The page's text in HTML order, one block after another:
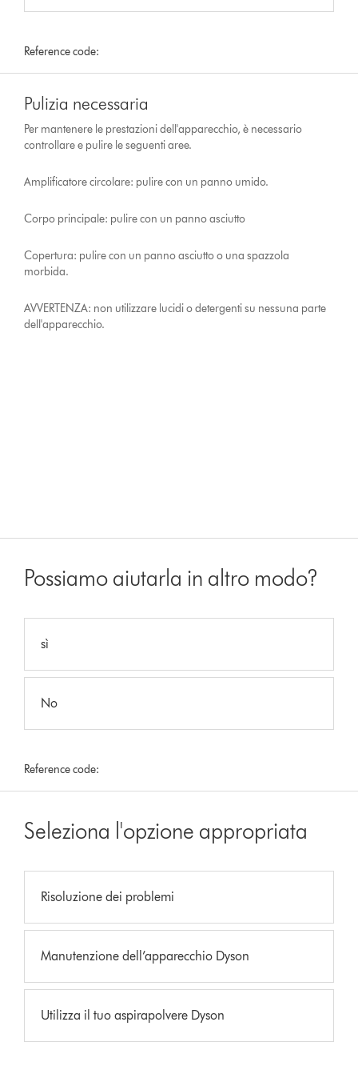
Reference code:
Pulizia necessaria
Per mantenere le prestazioni dell'apparecchio, è necessario
controllare e pulire le seguenti aree.
Amplificatore circolare: pulire con un panno umido.
Corpo principale: pulire con un panno asciutto
Copertura: pulire con un panno asciutto o una spazzola
morbida.
AVVERTENZA: non utilizzare lucidi o detergenti su nessuna parte
dell'apparecchio.
Possiamo aiutarla in altro modo?
sì
No
Reference code:
Seleziona l'opzione appropriata
Risoluzione dei problemi
Manutenzione dell’apparecchio Dyson
Utilizza il tuo aspirapolvere Dyson